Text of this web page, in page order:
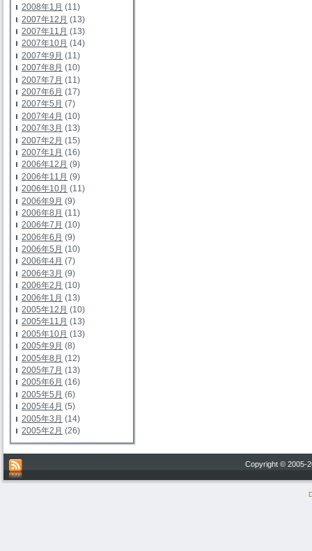
2008年1月 (11)
2007年12月 (13)
2007年11月 (13)
2007年10月 (14)
2007年9月 (11)
2007年8月 (10)
2007年7月 (11)
2007年6月 (17)
2007年5月 (7)
2007年4月 (10)
2007年3月 (13)
2007年2月 (15)
2007年1月 (16)
2006年12月 (9)
2006年11月 (9)
2006年10月 (11)
2006年9月 (9)
2006年8月 (11)
2006年7月 (10)
2006年6月 (9)
2006年5月 (10)
2006年4月 (7)
2006年3月 (9)
2006年2月 (10)
2006年1月 (13)
2005年12月 (10)
2005年11月 (13)
2005年10月 (13)
2005年9月 (8)
2005年8月 (12)
2005年7月 (13)
2005年6月 (16)
2005年5月 (6)
2005年4月 (5)
2005年3月 (14)
2005年2月 (26)
Copyright © 2005-